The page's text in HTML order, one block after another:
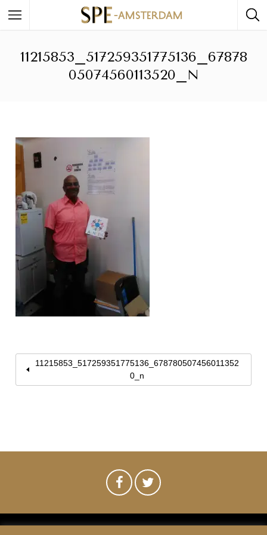
11215853_517259351775136_67878
05074560113520_N
11215853_517259351775136_678780507456011352
0_n